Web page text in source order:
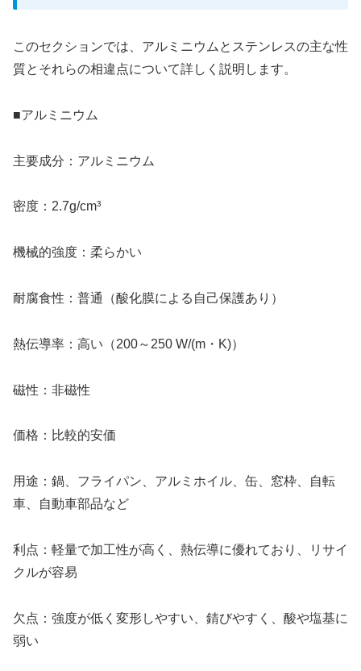
このセクションでは、アルミニウムとステンレスの主な性
質とそれらの相違点について詳しく説明します。
■アルミニウム
主要成分：アルミニウム
密度：2.7g/cm³
機械的強度：柔らかい
耐腐食性：普通（酸化膜による自己保護あり）
熱伝導率：高い（200～250 W/(m・K)）
磁性：非磁性
価格：比較的安価
用途：鍋、フライパン、アルミホイル、缶、窓枠、自転
車、自動車部品など
利点：軽量で加工性が高く、熱伝導に優れており、リサイ
クルが容易
欠点：強度が低く変形しやすい、錆びやすく、酸や塩基に
弱い